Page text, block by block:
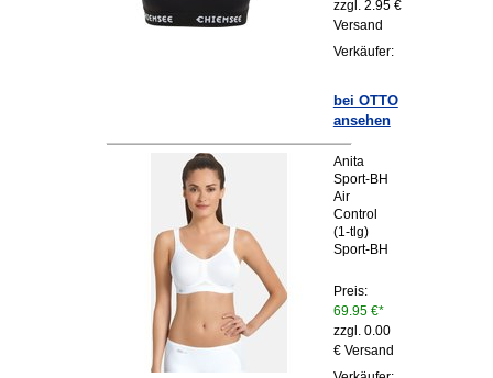
zzgl. 2.95 €
Versand
Verkäufer:
bei OTTO
ansehen
Anita
Sport-BH
Air
Control
(1-tlg)
Sport-BH
Preis:
69.95 €*
zzgl. 0.00
€ Versand